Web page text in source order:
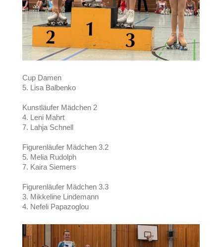
Cup Damen
5. Lisa Balbenko
Kunstläufer Mädchen 2
4. Leni Mahrt
7. Lahja Schnell
Figurenläufer Mädchen 3.2
5. Melia Rudolph
7. Kaira Siemers
Figurenläufer Mädchen 3.3
3. Mikkeline Lindemann
4. Nefeli Papazoglou